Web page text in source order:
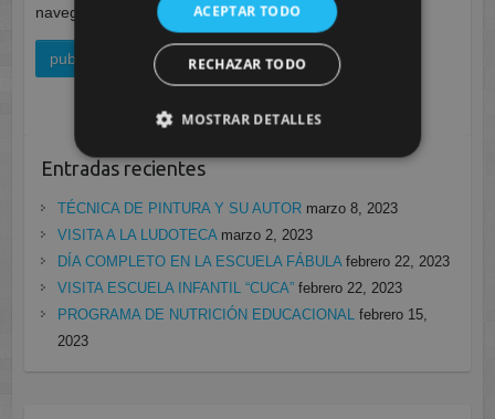
navegador para la próxima vez que comente.
Entradas recientes
TÉCNICA DE PINTURA Y SU AUTOR marzo 8, 2023
VISITA A LA LUDOTECA marzo 2, 2023
DÍA COMPLETO EN LA ESCUELA FÁBULA febrero 22, 2023
VISITA ESCUELA INFANTIL “CUCA” febrero 22, 2023
PROGRAMA DE NUTRICIÓN EDUCACIONAL febrero 15,
2023
ACEPTAR TODO
RECHAZAR TODO
MOSTRAR DETALLES